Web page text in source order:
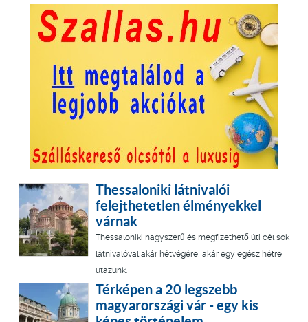
Thessaloniki látnivalói
felejthetetlen élményekkel
várnak
Thessaloniki nagyszerű és megfizethető úti cél sok
látnivalóval akár hétvégére, akár egy egész hétre
utazunk.
Térképen a 20 legszebb
magyarországi vár - egy kis